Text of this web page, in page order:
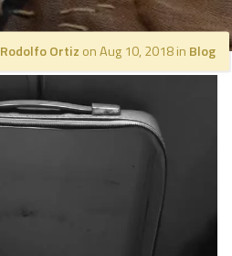
Rodolfo Ortiz on Aug 10, 2018 in Blog